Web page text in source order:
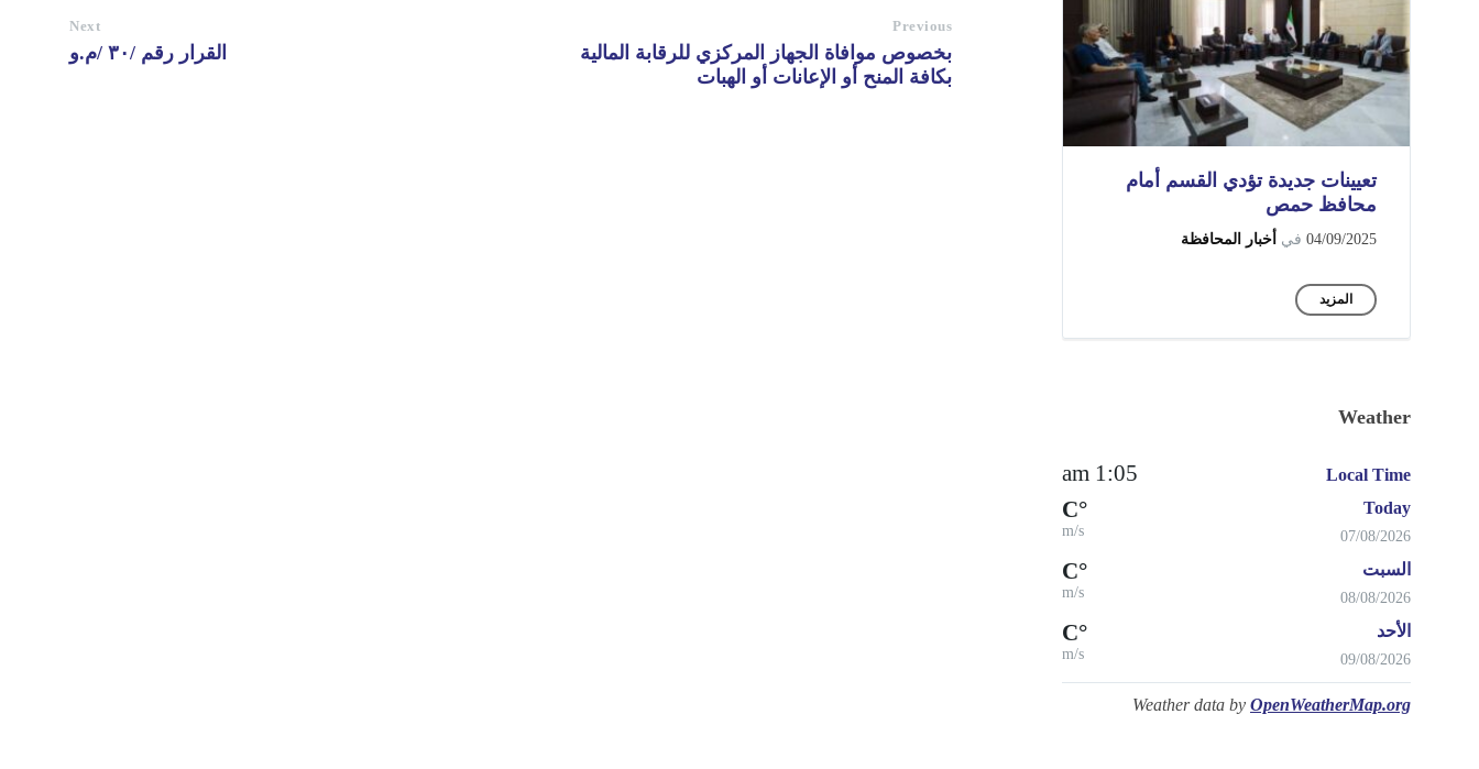
Previous
بخصوص موافاة الجهاز المركزي للرقابة المالية
بكافة المنح أو الإعانات أو الهبات
Next
القرار رقم /٣٠ /م.و
تعيينات جديدة تؤدي القسم أمام
محافظ حمص
04/09/2025 في أخبار المحافظة
المزيد
Weather
Local Time
1:05 am
Today
07/08/2026
°C
m/s
السبت
08/08/2026
°C
m/s
الأحد
09/08/2026
°C
m/s
Weather data by OpenWeatherMap.org